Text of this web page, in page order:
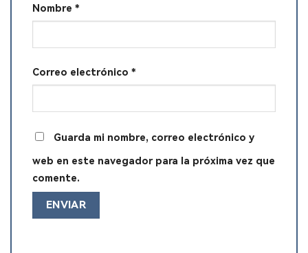
Nombre *
Correo electrónico *
Guarda mi nombre, correo electrónico y
web en este navegador para la próxima vez que
comente.